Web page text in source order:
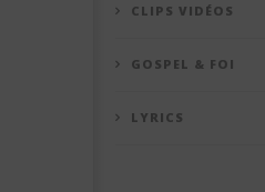
CLIPS VIDÉOS
GOSPEL & FOI
LYRICS